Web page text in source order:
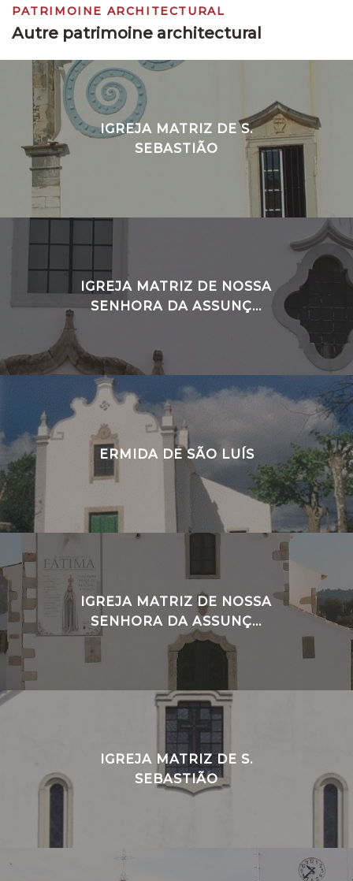
PATRIMOINE ARCHITECTURAL
Autre patrimoine architectural
IGREJA MATRIZ DE S.
SEBASTIÃO
IGREJA MATRIZ DE NOSSA
SENHORA DA ASSUNÇ...
ERMIDA DE SÃO LUÍS
IGREJA MATRIZ DE NOSSA
SENHORA DA ASSUNÇ...
IGREJA MATRIZ DE S.
SEBASTIÃO